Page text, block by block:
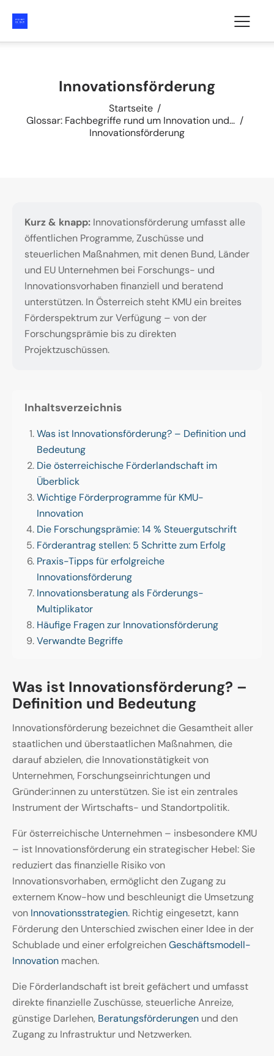
Innovationsförderung
Startseite
Glossar: Fachbegriffe rund um Innovation und...
Innovationsförderung
Kurz & knapp: Innovationsförderung umfasst alle
öffentlichen Programme, Zuschüsse und
steuerlichen Maßnahmen, mit denen Bund, Länder
und EU Unternehmen bei Forschungs- und
Innovationsvorhaben finanziell und beratend
unterstützen. In Österreich steht KMU ein breites
Förderspektrum zur Verfügung – von der
Forschungsprämie bis zu direkten
Projektzuschüssen.
Inhaltsverzeichnis
Was ist Innovationsförderung? – Definition und
Bedeutung
Die österreichische Förderlandschaft im
Überblick
Wichtige Förderprogramme für KMU-
Innovation
Die Forschungsprämie: 14 % Steuergutschrift
Förderantrag stellen: 5 Schritte zum Erfolg
Praxis-Tipps für erfolgreiche
Innovationsförderung
Innovationsberatung als Förderungs-
Multiplikator
Häufige Fragen zur Innovationsförderung
Verwandte Begriffe
Was ist Innovationsförderung? –
Definition und Bedeutung
Innovationsförderung bezeichnet die Gesamtheit aller
staatlichen und überstaatlichen Maßnahmen, die
darauf abzielen, die Innovationstätigkeit von
Unternehmen, Forschungseinrichtungen und
Gründer:innen zu unterstützen. Sie ist ein zentrales
Instrument der Wirtschafts- und Standortpolitik.
Für österreichische Unternehmen – insbesondere KMU
– ist Innovationsförderung ein strategischer Hebel: Sie
reduziert das finanzielle Risiko von
Innovationsvorhaben, ermöglicht den Zugang zu
externem Know-how und beschleunigt die Umsetzung
von Innovationsstrategien. Richtig eingesetzt, kann
Förderung den Unterschied zwischen einer Idee in der
Schublade und einer erfolgreichenGeschäftsmodell-
Innovation machen.
Die Förderlandschaft ist breit gefächert und umfasst
direkte finanzielle Zuschüsse, steuerliche Anreize,
günstige Darlehen, Beratungsförderungen und den
Zugang zu Infrastruktur und Netzwerken.